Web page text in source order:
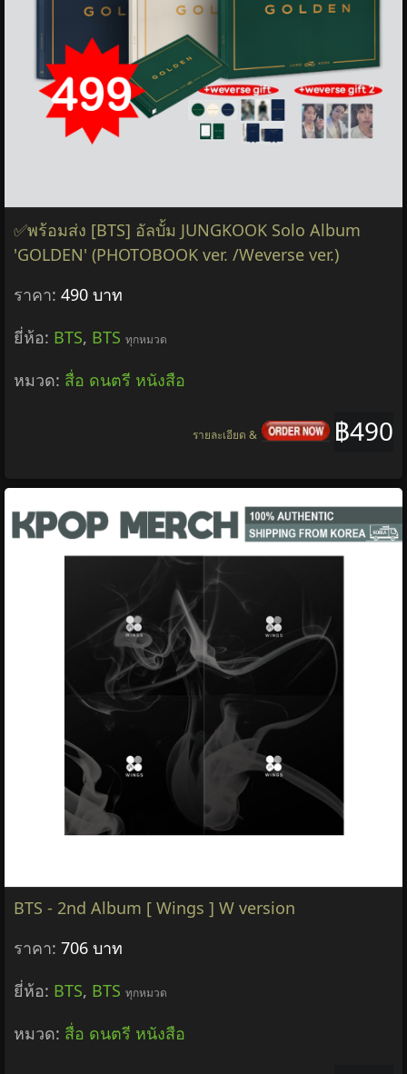
✅พร้อมส่ง [BTS] อัลบั้ม JUNGKOOK Solo Album
'GOLDEN' (PHOTOBOOK ver. /Weverse ver.)
ราคา: 490 บาท
ยี่ห้อ: BTS, BTS ทุกหมวด
หมวด: สื่อ ดนตรี หนังสือ
฿490
รายละเอียด &
BTS - 2nd Album [ Wings ] W version
ราคา: 706 บาท
ยี่ห้อ: BTS, BTS ทุกหมวด
หมวด: สื่อ ดนตรี หนังสือ